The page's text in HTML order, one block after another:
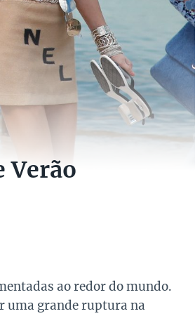
Verão
ao redor do mundo.
uma grande ruptura na